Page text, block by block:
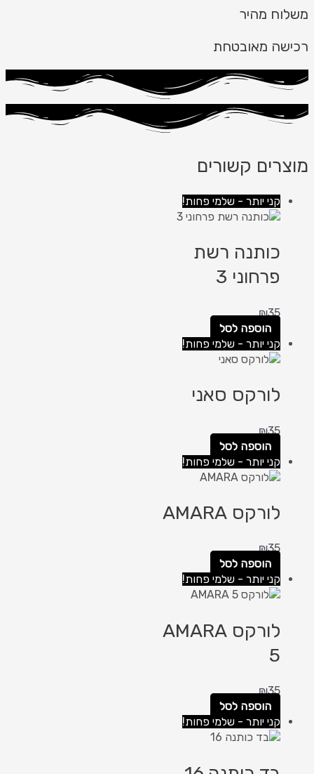
משלוח מהיר
רכישה מאובטחת
מוצרים קשורים
קני יותר - שלמי פחות!
כותנה רשת
פרחוני 3
₪35
הוספה לסל
קני יותר - שלמי פחות!
לורקס סאני
₪35
הוספה לסל
קני יותר - שלמי פחות!
לורקס AMARA
₪35
הוספה לסל
קני יותר - שלמי פחות!
לורקס AMARA
5
₪35
הוספה לסל
קני יותר - שלמי פחות!